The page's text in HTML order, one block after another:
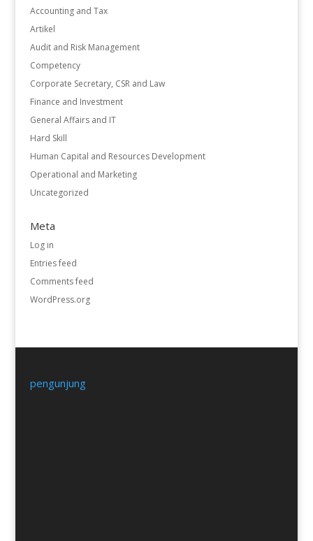
Accounting and Tax
Artikel
Audit and Risk Management
Competency
Corporate Secretary, CSR and Law
Finance and Investment
General Affairs and IT
Hard Skill
Human Capital and Resources Development
Operational and Marketing
Uncategorized
Meta
Log in
Entries feed
Comments feed
WordPress.org
pengunjung